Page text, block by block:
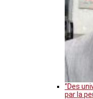
‘’Des
par la